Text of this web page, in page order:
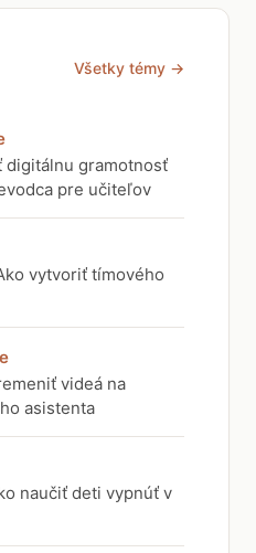
Všetky témy →
gramotnosť
pre učiteľov
vytvoriť tímového
videá na
asistenta
naučiť deti vypnúť v